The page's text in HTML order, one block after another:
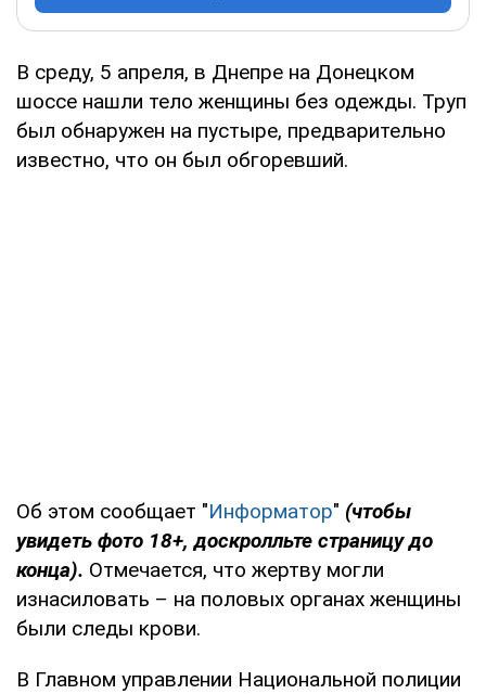
В среду, 5 апреля, в Днепре на Донецком
шоссе нашли тело женщины без одежды. Труп
был обнаружен на пустыре, предварительно
известно, что он был обгоревший.
Об этом сообщает "Информатор" (чтобы
увидеть фото 18+, доскролльте страницу до
конца). Отмечается, что жертву могли
изнасиловать – на половых органах женщины
были следы крови.
В Главном управлении Национальной полиции